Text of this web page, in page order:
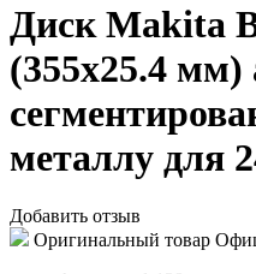
Диск Makita
(355x25.4
металлу для
Добавить отзыв
Оригинальный товар